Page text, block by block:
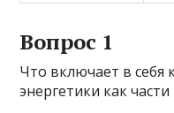
Вопрос 1
Что включает в себя
энергетики как